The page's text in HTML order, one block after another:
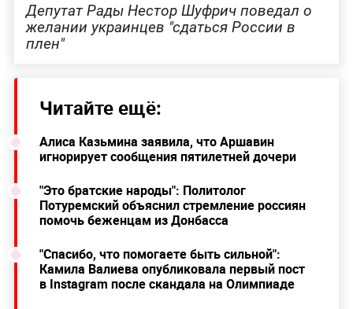
Депутат Рады Нестор Шуфрич поведал о
желании украинцев "сдаться России в
плен"
Читайте ещё:
Алиса Казьмина заявила, что Аршавин
игнорирует сообщения пятилетней дочери
"Это братские народы": Политолог
Потуремский объяснил стремление россиян
помочь беженцам из Донбасса
"Спасибо, что помогаете быть сильной":
Камила Валиева опубликовала первый пост
в Instagram после скандала на Олимпиаде